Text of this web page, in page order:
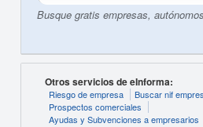
Busque gratis empresas,
Otros servicios de eInforma:
Riesgo de empresa
Buscar nif
Prospectos comerciales
Ayudas y Subvenciones a empresarios